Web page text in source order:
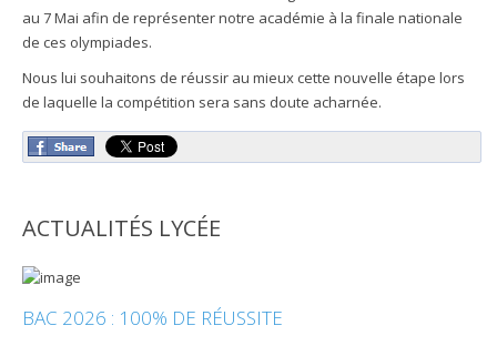
au 7 Mai afin de représenter notre académie à la finale nationale
de ces olympiades.
Nous lui souhaitons de réussir au mieux cette nouvelle étape lors
de laquelle la compétition sera sans doute acharnée.
ACTUALITÉS LYCÉE
BAC 2026 : 100% DE RÉUSSITE